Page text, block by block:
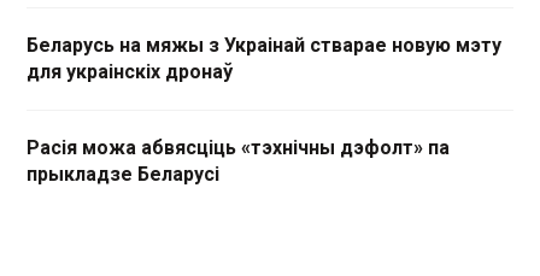
Беларусь на мяжы з Украінай стварае новую мэту
для украінскіх дронаў
Расія можа абвясціць «тэхнічны дэфолт» па
прыкладзе Беларусі